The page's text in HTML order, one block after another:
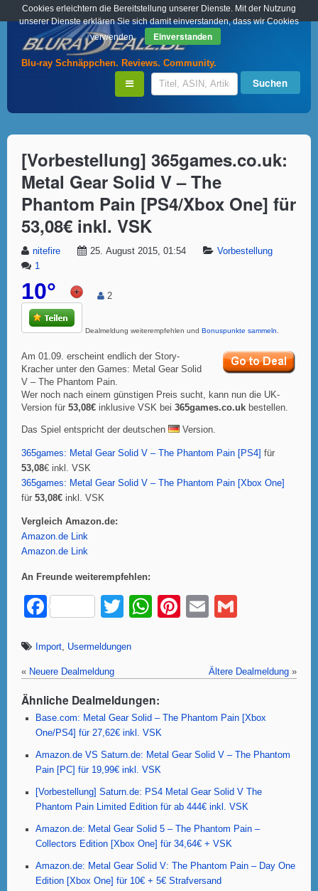
Blu-ray Schnäppchen. Reviews. Community.
[Vorbestellung] 365games.co.uk:
Metal Gear Solid V – The
Phantom Pain [PS4/Xbox One] für
53,08€ inkl. VSK
nitefire 25. August 2015, 01:54
Vorbestellung
1
10° 2
Dealmeldung weiterempfehlen und Bonuspunkte sammeln
Am 01.09. erscheint endlich der Story-
Kracher unter den Games: Metal Gear Solid
V – The Phantom Pain.
Wer noch nach einem günstigen Preis sucht, kann nun die UK-
Version für 53,08€ inklusive VSK bei 365games.co.uk bestellen.
Das Spiel entspricht der deutschen Version.
365games: Metal Gear Solid V – The Phantom Pain [PS4] für
53,08€ inkl. VSK
365games: Metal Gear Solid V – The Phantom Pain [Xbox One]
für 53,08€ inkl. VSK
Vergleich Amazon.de:
Amazon.de Link
Amazon.de Link
An Freunde weiterempfehlen:
F
c
e
b
o
o
k
T
tt
er
W
s
A
p
p
Pi
e
E
Import Usermeldungen
« Neuere Dealmeldung Ältere Dealmeldung »
Ähnliche Dealmeldungen:
Base.com: Metal Gear Solid – The Phantom Pain [Xbox
One/PS4] für 27,62€ inkl. VSK
Amazon.de VS Saturn.de: Metal Gear Solid V – The Phantom
Pain [PC] für 19,99€ inkl. VSK
[Vorbestellung] Saturn.de: PS4 Metal Gear Solid V The
Phantom Pain Limited Edition für ab 444€ inkl. VSK
Amazon.de: Metal Gear Solid 5 – The Phantom Pain –
Collectors Edition [Xbox One] für 34,64€ + VSK
Amazon.de: Metal Gear Solid V: The Phantom Pain – Day One
Edition [Xbox One] für 10€ + 5€ Strafversand
Cookies erleichtern die Bereitstellung unserer Dienste. Mit der Nutzung
unserer Dienste erklären Sie sich damit einverstanden, dass wir Cookies
verwenden.
Einverstanden